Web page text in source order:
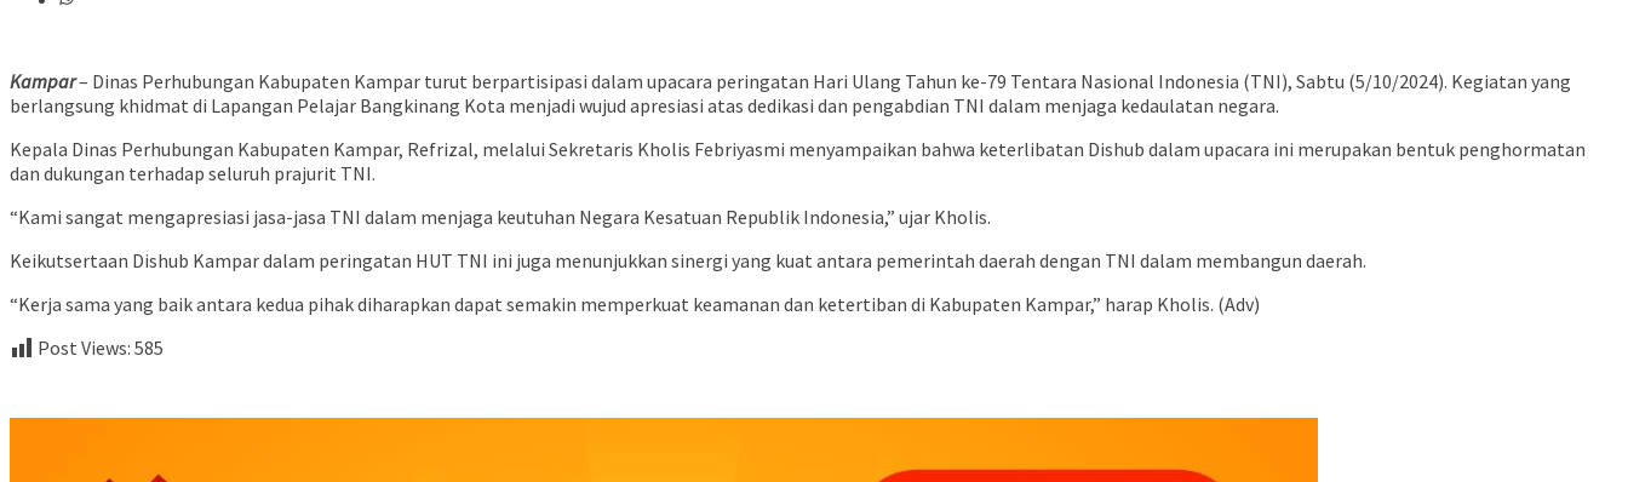
Kampar– Dinas Perhubungan Kabupaten Kampar turut berpartisipasi dalam upacara peringatan Hari Ulang Tahun ke-79 Tentara Nasional Indonesia (TNI), Sabtu (5/10/2024). Kegiatan yang
berlangsung khidmat di Lapangan Pelajar Bangkinang Kota menjadi wujud apresiasi atas dedikasi dan pengabdian TNI dalam menjaga kedaulatan negara.
Kepala Dinas Perhubungan Kabupaten Kampar, Refrizal, melalui Sekretaris Kholis Febriyasmi menyampaikan bahwa keterlibatan Dishub dalam upacara ini merupakan bentuk penghormatan
dan dukungan terhadap seluruh prajurit TNI.
“Kami sangat mengapresiasi jasa-jasa TNI dalam menjaga keutuhan Negara Kesatuan Republik Indonesia,” ujar Kholis.
Keikutsertaan Dishub Kampar dalam peringatan HUT TNI ini juga menunjukkan sinergi yang kuat antara pemerintah daerah dengan TNI dalam membangun daerah.
“Kerja sama yang baik antara kedua pihak diharapkan dapat semakin memperkuat keamanan dan ketertiban di Kabupaten Kampar,” harap Kholis. (Adv)
Post Views: 585